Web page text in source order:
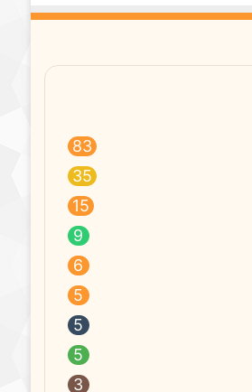
83
35
15
9
6
5
5
5
3